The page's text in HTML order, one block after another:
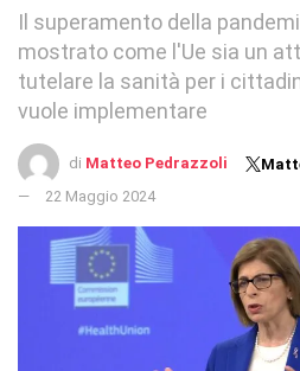
Il superamento della
mostrato come l'Ue sia un
tutelare la sanità per i
vuole implementare
di Matteo Pedrazzoli
22 Maggio 2024